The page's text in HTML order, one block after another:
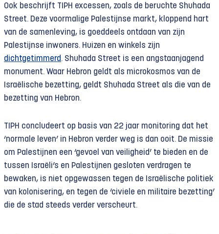
Ook beschrijft TIPH excessen, zoals de beruchte Shuhada
Street. Deze voormalige Palestijnse markt, kloppend hart
van de samenleving, is goeddeels ontdaan van zijn
Palestijnse inwoners. Huizen en winkels zijn
dichtgetimmerd. Shuhada Street is een angstaanjagend
monument. Waar Hebron geldt als microkosmos van de
Israëlische bezetting, geldt Shuhada Street als die van de
bezetting van Hebron.
TIPH concludeert op basis van 22 jaar monitoring dat het
‘normale leven’ in Hebron verder weg is dan ooit. De missie
om Palestijnen een ‘gevoel van veiligheid’ te bieden en de
tussen Israëli’s en Palestijnen gesloten verdragen te
bewaken, is niet opgewassen tegen de Israëlische politiek
van kolonisering, en tegen de ‘civiele en militaire bezetting’
die de stad steeds verder verscheurt.